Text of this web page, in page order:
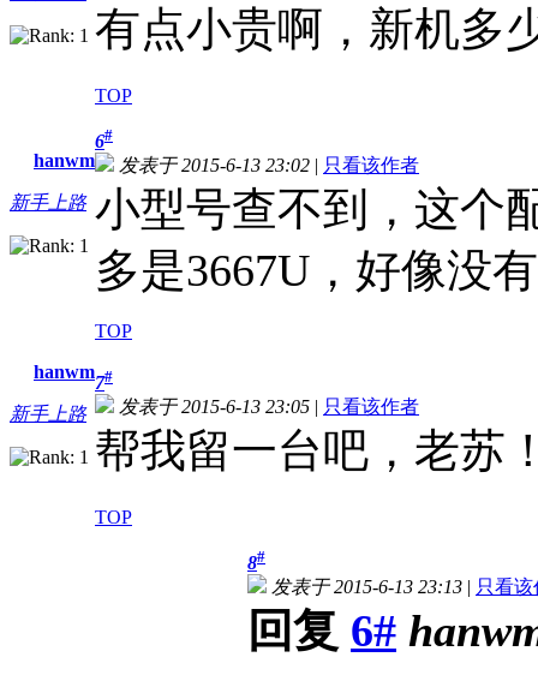
有点小贵啊，新机多
TOP
hanwm
新手上路
6#
发表于 2015-6-13 23:02 | 只看该作者
小型号查不到，这个
多是3667U，好像没
TOP
hanwm
新手上路
7#
发表于 2015-6-13 23:05 | 只看该作者
帮我留一台吧，老苏
TOP
8#
发表于 2015-6-13 23:13 | 只看该
回复 6#